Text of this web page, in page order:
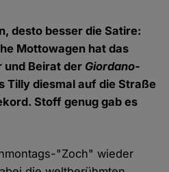
desto besser die Satire:
Mottowagen hat das
und Beirat der Giordano-
Tilly diesmal auf die Straße
Stoff genug gab es
"Zoch" wieder